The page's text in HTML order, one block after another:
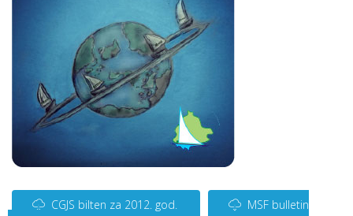
CGJS bilten za 2012. god.
MSF bulletin